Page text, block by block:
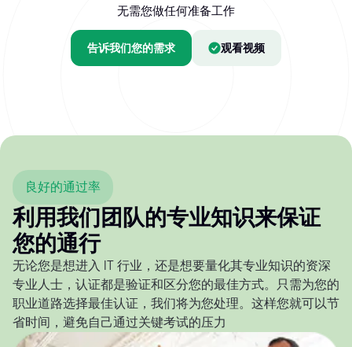
无需您做任何准备工作
告诉我们您的需求 观看视频
良好的通过率
利用我们团队的专业知识来保证
您的通行
无论您是想进入 IT 行业，还是想要量化其专业知识的资深
专业人士，认证都是验证和区分您的最佳方式。只需为您的
职业道路选择最佳认证，我们将为您处理。这样您就可以节
省时间，避免自己通过关键考试的压力